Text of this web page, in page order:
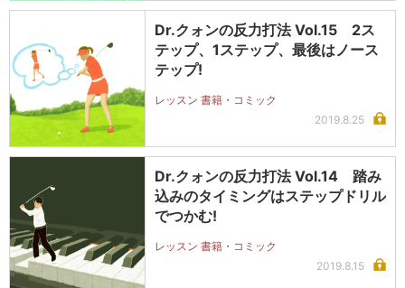
Dr.クォンの反力打法 Vol.15 2ス
テップ、1ステップ、最後はノース
テップ!
レッスン 書籍・コミック
2019.8.25
Dr.クォンの反力打法 Vol.14 踏み
込みのタイミングはステップドリル
でつかむ!
レッスン 書籍・コミック
2019.8.15